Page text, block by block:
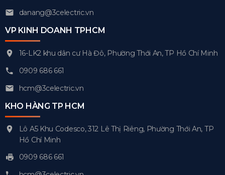
danang@3celectric.vn
VP KINH DOANH TPHCM
16-LK2 khu dân cư Hà Đô, Phường Thới An, TP Hồ Chí Minh
0909 686 661
hcm@3celectric.vn
KHO HÀNG TP HCM
Lô A5 Khu Codesco, 312 Lê Thị Riêng, Phường Thới An, TP
Hồ Chí Minh
0909 686 661